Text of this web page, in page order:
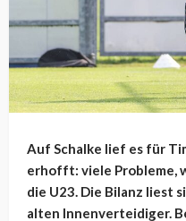
Auf Schalke lief es für
erhofft: viele Probleme,
die U23. Die Bilanz liest
alten Innenverteidiger.